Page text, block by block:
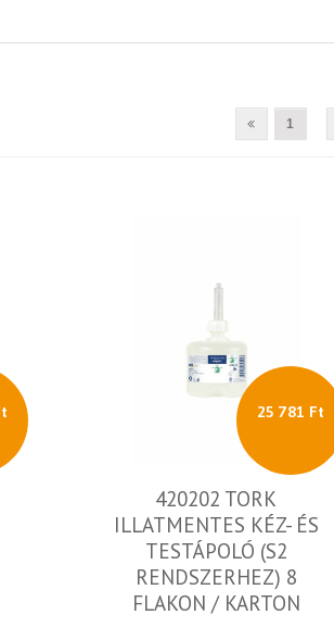
1
25 781 Ft
420202 TORK
ILLATMENTES KÉZ- ÉS
TESTÁPOLÓ (S2
RENDSZERHEZ) 8
FLAKON / KARTON